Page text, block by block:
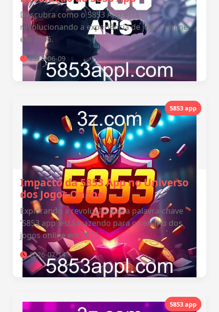
Descubra como o 5853 App está
revolucionando a experiência de jogos online
em 2026.
2026-06-09
5853 app
Impacto da 5853 App no Universo
dos Jogos Online
Explorando a revolução que a palavra-chave
'5853 app' está trazendo para o cenário dos
jogos online em 2026.
2026-07-14
5853 app